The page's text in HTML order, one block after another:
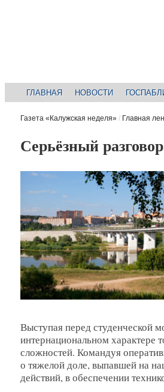
ГЛАВНАЯ НОВОСТИ
Газета «Калужская неделя» / Главная
Серьёзный
Выступая перед студенческой
интернациональном характере
сложностей. Командуя
о тяжелой доле, выпавшей на
действий, в обеспечении